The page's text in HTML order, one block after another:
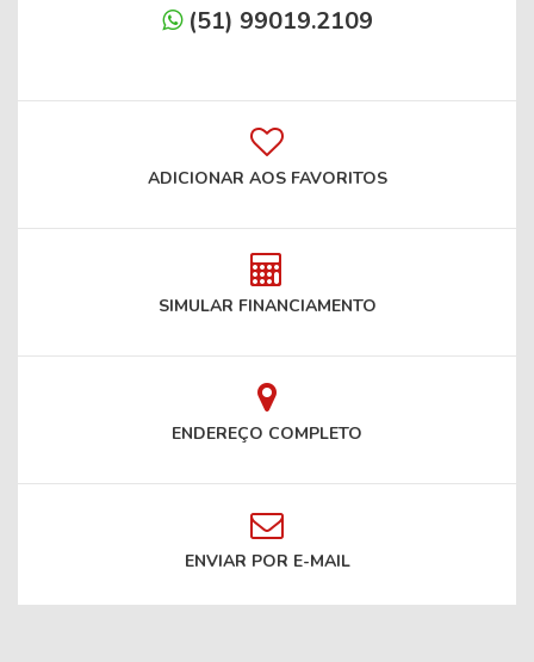
(51) 99019.2109
ADICIONAR AOS FAVORITOS
SIMULAR FINANCIAMENTO
ENDEREÇO COMPLETO
ENVIAR POR E-MAIL